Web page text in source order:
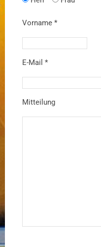
Vorname *
E-Mail *
Mitteilung